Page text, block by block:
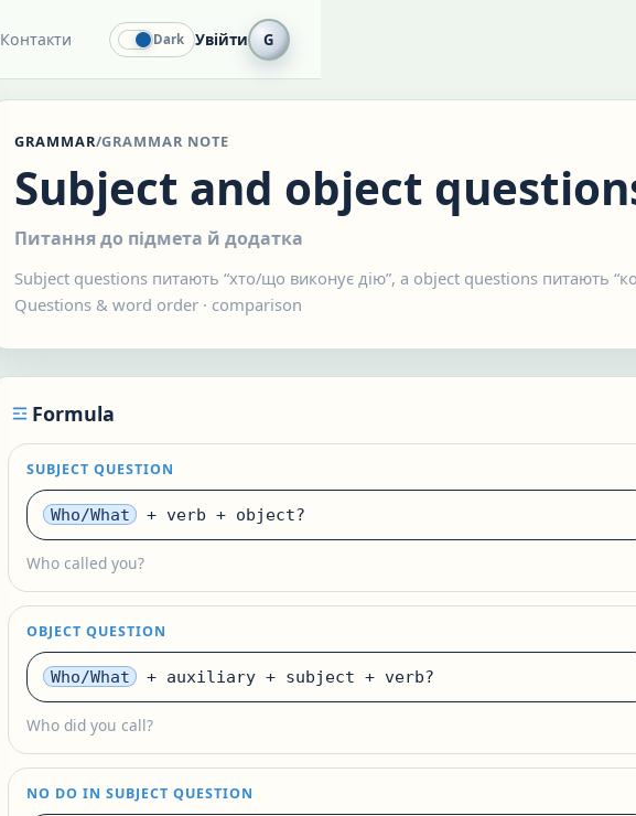
Контакти Dark Увійти G
GRAMMAR/GRAMMAR NOTE
Subject and object
Питання до підмета й додатка
Subject questions питають “хто/що виконує дію”, а object questions питають
Questions & word order · comparison
Formula
SUBJECT QUESTION
Who/What + verb + object?
Who called you?
OBJECT QUESTION
Who/What + auxiliary + subject + verb?
Who did you call?
NO DO IN SUBJECT QUESTION